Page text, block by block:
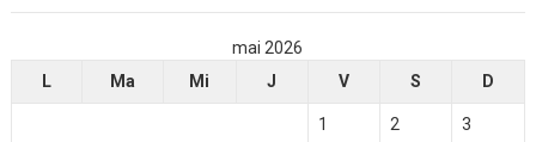
mai 2026
L
Ma Mi J V S D
1 2 3